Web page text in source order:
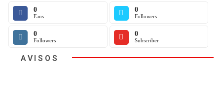
0
Fans
0
Followers
0
Followers
0
Subscriber
AVISOS